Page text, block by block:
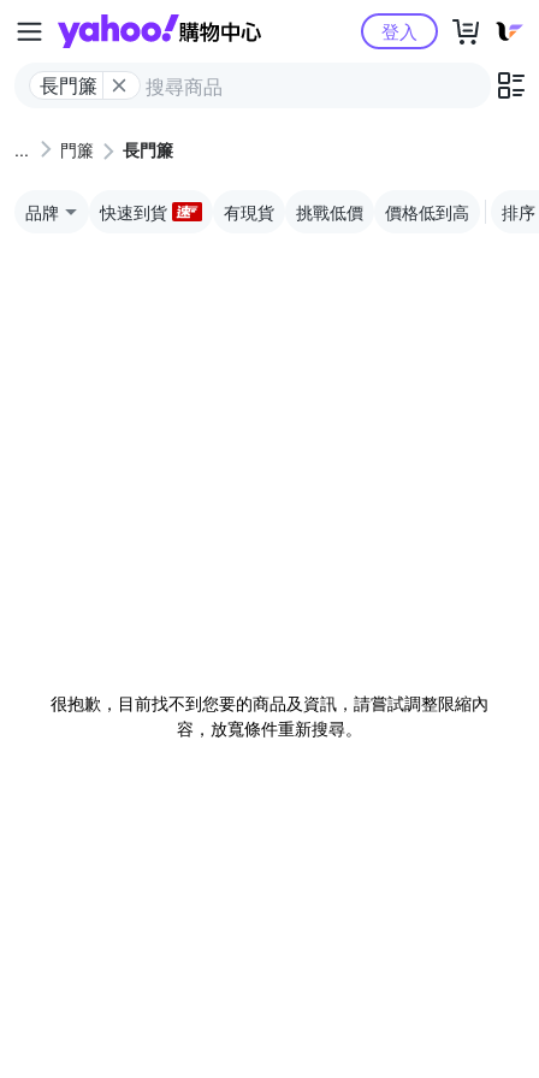
Yahoo購物中心
長門簾
登入
門簾 長門簾
品牌 快速到貨 有現貨 挑戰低價 價格低到高 排序
很抱歉，目前找不到您要的商品及資訊，請嘗試調整限縮內
容，放寬條件重新搜尋。